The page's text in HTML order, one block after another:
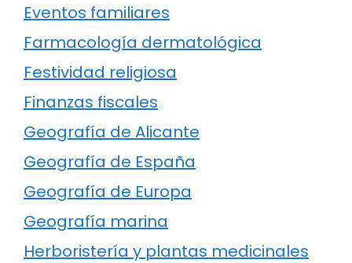
Eventos familiares
Farmacología dermatológica
Festividad religiosa
Finanzas fiscales
Geografía de Alicante
Geografía de España
Geografía de Europa
Geografía marina
Herboristería y plantas medicinales